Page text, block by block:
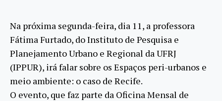
Na próxima segunda-feira, dia 11, a professora
Fátima Furtado, do Instituto de Pesquisa e
Planejamento Urbano e Regional da UFRJ
(IPPUR), irá falar sobre os Espaços peri-urbanos e
meio ambiente: o caso de Recife.
O evento, que faz parte da Oficina Mensal de